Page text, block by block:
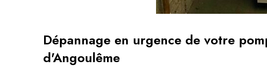
Dépannage en urgence de votre
d'Angoulême